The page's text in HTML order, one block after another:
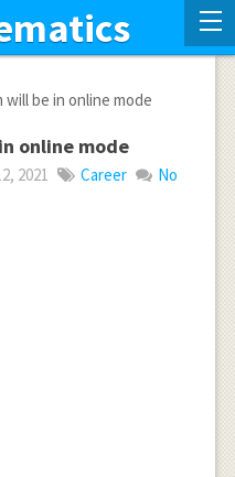
will be in online mode
online mode
2021 Career
No